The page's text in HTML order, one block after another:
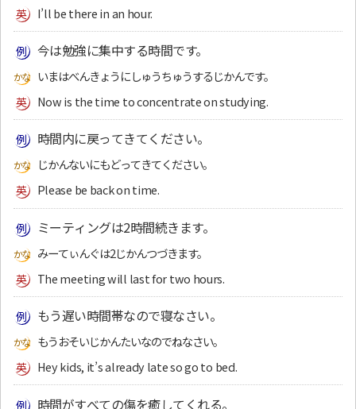
I’ll be there in an hour.
今は勉強に集中する時間です。
いまはべんきょうにしゅうちゅうするじかんです。
Now is the time to concentrate on studying.
時間内に戻ってきてください。
じかんないにもどってきてください。
Please be back on time.
ミーティングは2時間続きます。
みーてぃんぐは2じかんつづきます。
The meeting will last for two hours.
もう遅い時間帯なので寝なさい。
もうおそいじかんたいなのでねなさい。
Hey kids, it’s already late so go to bed.
時間がすべての傷を癒してくれる。